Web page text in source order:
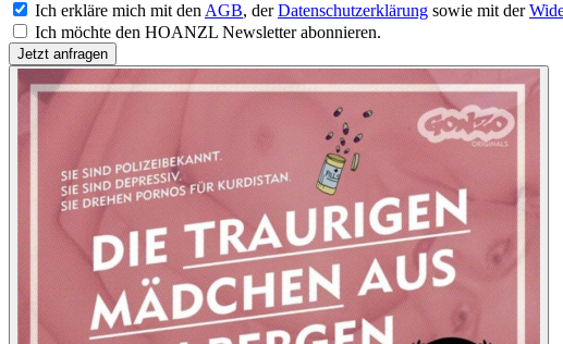
Ich erkläre mich mit den AGB, derDatenschutzerklärung sowie mit der
Ich möchte den HOANZL Newsletter abonnieren.